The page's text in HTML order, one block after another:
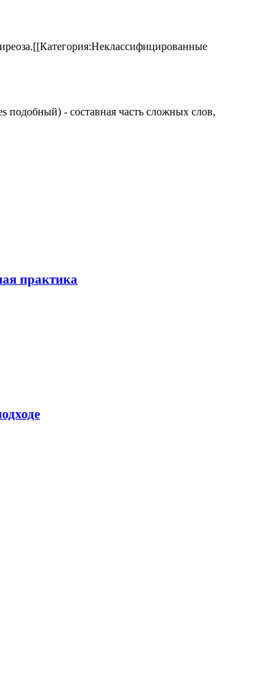
подобный) - составная часть сложных слов,
практика